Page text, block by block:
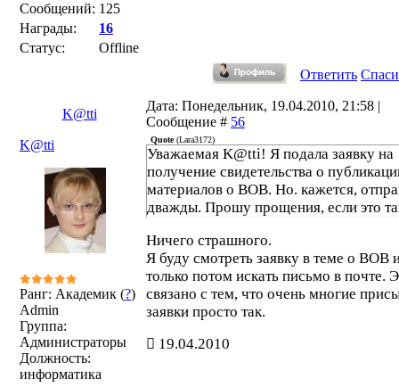
Сообщений: 125
Награды:
16
Статус:
Offline
Ответить
K@tti
Дата: Понедельник, 19.04.2010, 21:58 |
Сообщение # 56
K@tti
Ранг: Академик (?)
Admin
Группа:
Администраторы
Должность:
информатика
Quote(Lara3172)
Уважаемая K@tti! Я подала заявку на
получение свидетельства о
материалов о ВОВ. Но. кажется,
дважды. Прошу прощения, если это
Ничего страшного.
Я буду смотреть заявку в теме о ВОВ
только потом искать письмо в почте.
связано с тем, что очень многие
заявки просто так.
19.04.2010